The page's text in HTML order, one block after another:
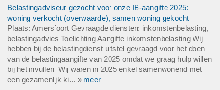
Belastingadviseur gezocht voor onze IB-aangifte 2025:
woning verkocht (overwaarde), samen woning gekocht
Plaats: Amersfoort Gevraagde diensten: inkomstenbelasting,
belastingadvies Toelichting Aangifte inkomstenbelasting Wij
hebben bij de belastingdienst uitstel gevraagd voor het doen
van de belastingaangifte van 2025 omdat we graag hulp willen
bij het invullen. Wij waren in 2025 enkel samenwonend met
een gezamenlijk ki... » meer